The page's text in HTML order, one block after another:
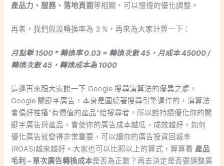
產品力、服務、落地頁面等相關，可以慢慢的優化調整。
再者，我們假設轉換率為 3 %，再來為大家計算一下：
月點擊 1500 * 轉換率 0.03 = 轉換次數 45，月成本 45000 /
轉換次數 45，轉換成本為 1000
這邊再來跟大家說一下 Google 搜尋演算法的優異之處，
Google 關鍵字廣告，本身是圍繞著搜尋引擎運作的，演算法
會偏好推播”有價值的產品”給搜尋者，所以說持續優化你的關
鍵字廣告與產品，會使你的廣告成本越低、成效越好，如何
優化廣告就變得非常重要，可以讓你的廣告投資回報率
(ROAS)越來越好。大家也可以比照以上的算式，算算看 產品
毛利 – 單次廣告轉換成本是否為正數？再去決定是否要調整廣